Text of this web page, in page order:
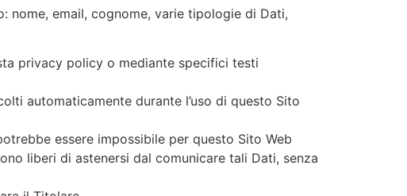
nome, email, cognome, varie tipologie di Dati,
privacy policy o mediante specifici testi
automaticamente durante l’uso di questo Sito
essere impossibile per questo Sito Web
liberi di astenersi dal comunicare tali Dati, senza